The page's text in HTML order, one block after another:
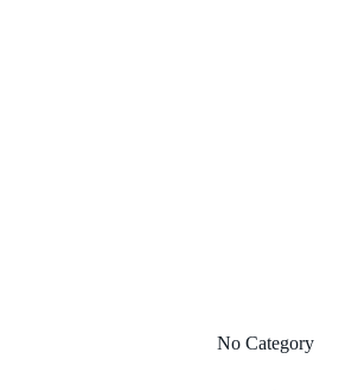
No Category